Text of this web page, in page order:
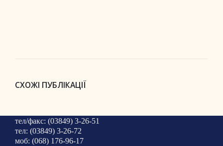
СХОЖІ ПУБЛІКАЦІЇ
тел/факс: (03849) 3-26-51
тел: (03849) 3-26-72
моб: (068) 176-96-17